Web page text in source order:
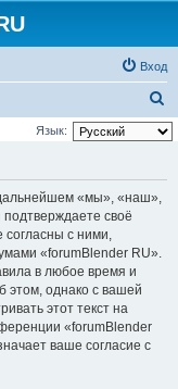
Вход
о
Язык:
«мы», «наш»,
своё
согласны с ними,
«forumBlender RU».
в любое время и
этом, однако с вашей
этот текст на
«forumBlender
ваше согласие с